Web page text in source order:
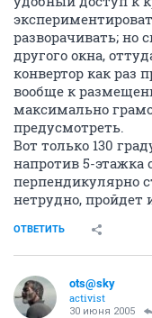
разворачивать; но
другого окна,
конвертор как раз
вообще к
максимально
предусмотреть.
Вот только 130
напротив 5-этажка
перпендикулярно
нетрудно, пройдет
ОТВЕТИТЬ
ots@sky
activist
30 июня 2005